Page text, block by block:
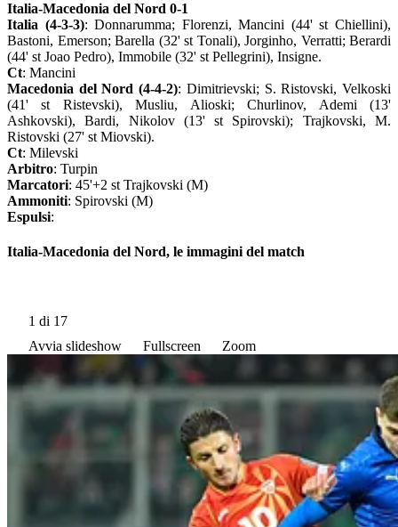
Italia-Macedonia del Nord 0-1
Italia (4-3-3): Donnarumma; Florenzi, Mancini (44' st Chiellini),
Bastoni, Emerson; Barella (32' st Tonali), Jorginho, Verratti; Berardi
(44' st Joao Pedro), Immobile (32' st Pellegrini), Insigne.
Ct: Mancini
Macedonia del Nord (4-4-2): Dimitrievski; S. Ristovski, Velkoski
(41' st Ristevski), Musliu, Alioski; Churlinov, Ademi (13'
Ashkovski), Bardi, Nikolov (13' st Spirovski); Trajkovski, M.
Ristovski (27' st Miovski).
Ct: Milevski
Arbitro: Turpin
Marcatori: 45'+2 st Trajkovski (M)
Ammoniti: Spirovski (M)
Espulsi:
Italia-Macedonia del Nord, le immagini del match
1 di 17
Avvia slideshow
Fullscreen Zoom